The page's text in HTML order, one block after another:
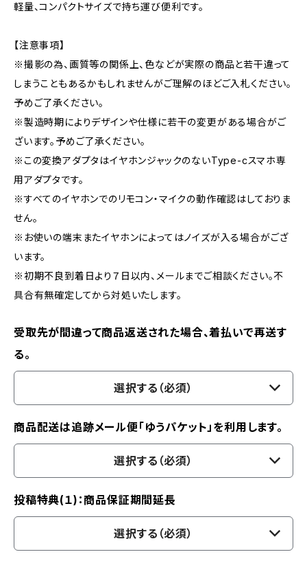
軽量、コンパクトサイズで持ち運び便利です。
【注意事項】
※撮影の為、画質等の関係上、色などが実際の商品と若干違って
しまうこともあるかもしれませんがご理解のほどご入札ください。
予めご了承ください。
※製造時期によりデザインや仕様に若干の変更がある場合がご
ざいます。予めご了承ください。
※この変換アダプタはイヤホンジャックのないType-cスマホ専
用アダプタです。
※すべてのイヤホンでのリモコン・マイクの動作確認はしておりま
せん。
※お使いの端末またイヤホンによってはノイズが入る場合がござ
います。
※初期不良到着日より７日以内、メールまでご相談ください。不
具合有無確定してから対処いたします。
受取先が間違って商品返送された場合、着払いで再送す
る。
選択する（必須）
商品配送は追跡メール便「ゆうパケット」を利用します。
選択する（必須）
投稿特典(１)：商品保証期間延長
選択する（必須）